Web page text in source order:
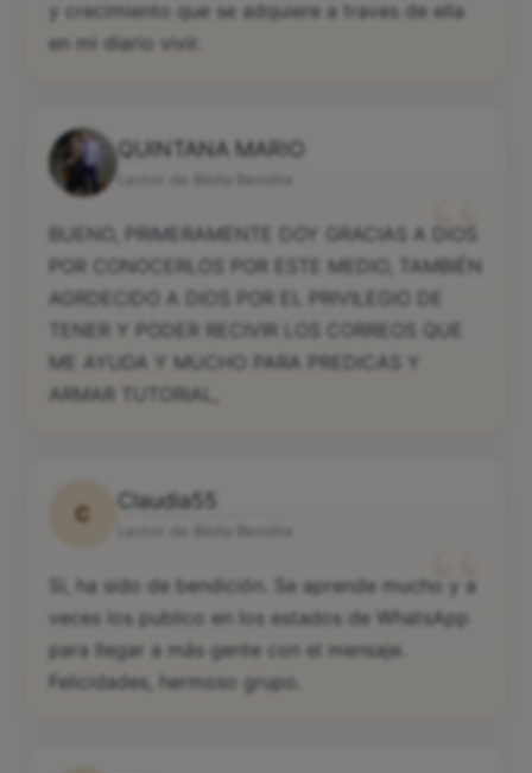
y crecimiento que se adquiere a traves de ella
en mi diario vivir.
QUINTANA MARIO
“
BUENO, PRIMERAMENTE DOY GRACIAS A DIOS
POR CONOCERLOS POR ESTE MEDIO, TAMBIÉN
AGRDECIDO A DIOS POR EL PRIVILEGIO DE
TENER Y PODER RECIVIR LOS CORREOS QUE
ME AYUDA Y MUCHO PARA PREDICAS Y
ARMAR TUTORIAL,
C
Claudia55
“
Si, ha sido de bendición. Se aprende mucho y a
veces los publico en los estados de WhatsApp
para llegar a más gente con el mensaje.
Felicidades, hermoso grupo.